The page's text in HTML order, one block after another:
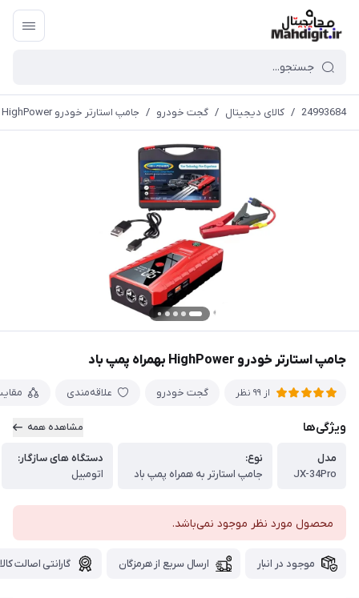
24993684
/ کالای دیجیتال / گجت خودرو / جامپ استارتر خودرو HighPower بهمراه پمپ باد
جامپ استارتر خودرو HighPower بهمراه پمپ باد
از 99 نظر گجت خودرو علاقه‌مندی
ویژگی‌ها مشاهده همه
مدل
JX-34Pro
نوع:
جامپ استارتر به همراه پمپ باد
دستگاه های سازگار:
اتومبیل
محصول مورد نظر موجود نمی‌باشد.
موجود در انبار ارسال سریع از هرمزگان گارانتی اصالت کالا